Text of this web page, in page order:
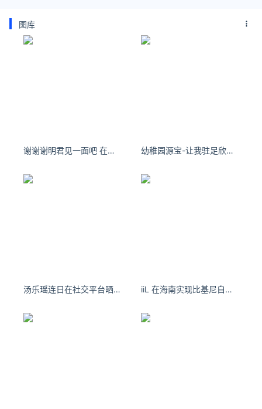
图库
谢谢谢明君见一面吧 在黄昏与日落之前 幼稚园源宝-让我驻足欣赏的永远是待我的细节
汤乐瑶连日在社交平台晒泳衣辣照，网民都纷纷“把持不住” iiL 在海南实现比基尼自由，分界洲岛水真的好清